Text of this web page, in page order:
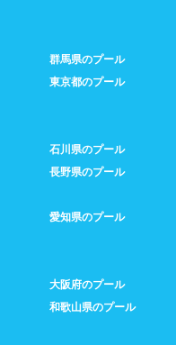
群馬県のプール
東京都のプール
石川県のプール
長野県のプール
愛知県のプール
大阪府のプール
和歌山県のプール